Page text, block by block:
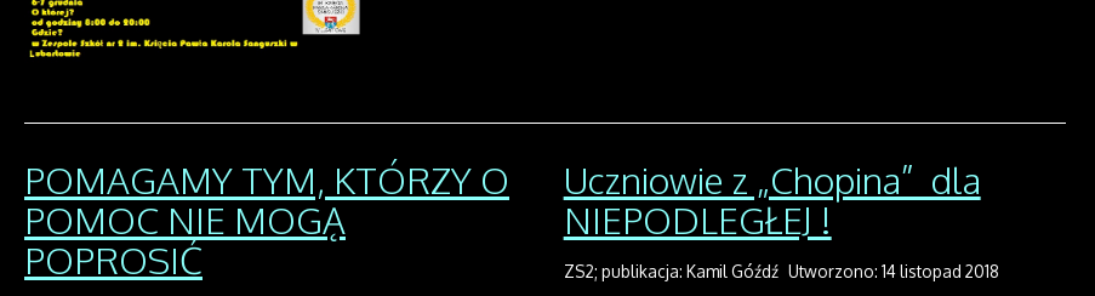
POMAGAMY TYM, KTÓRZY O
POMOC NIE MOGĄ
POPROSIĆ
Uczniowie z „Chopina” dla
NIEPODLEGŁEJ !
ZS2; publikacja: Kamil Góźdź Utworzono: 14 listopad 2018